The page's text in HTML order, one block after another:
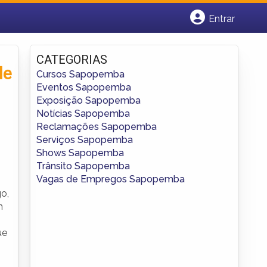
Entrar
Fazer login
Criar conta
CATEGORIAS
Cursos Sapopemba
Eventos Sapopemba
Exposição Sapopemba
Notícias Sapopemba
Reclamações Sapopemba
Serviços Sapopemba
Shows Sapopemba
Trânsito Sapopemba
Vagas de Empregos Sapopemba